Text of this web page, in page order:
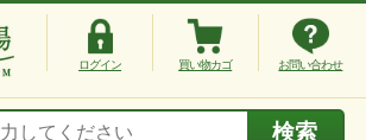
ログイン 買い物カゴ お問い合わせ